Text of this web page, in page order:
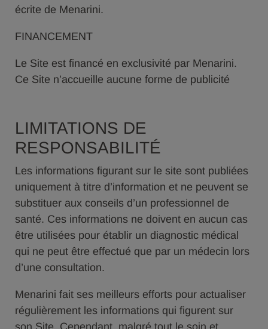
écrite de Menarini.
FINANCEMENT
Le Site est financé en exclusivité par Menarini.
Ce Site n’accueille aucune forme de publicité
LIMITATIONS DE
RESPONSABILITÉ
Les informations figurant sur le site sont publiées
uniquement à titre d’information et ne peuvent se
substituer aux conseils d’un professionnel de
santé. Ces informations ne doivent en aucun cas
être utilisées pour établir un diagnostic médical
qui ne peut être effectué que par un médecin lors
d’une consultation.
Menarini fait ses meilleurs efforts pour actualiser
régulièrement les informations qui figurent sur
son Site. Cependant, malgré tout le soin et